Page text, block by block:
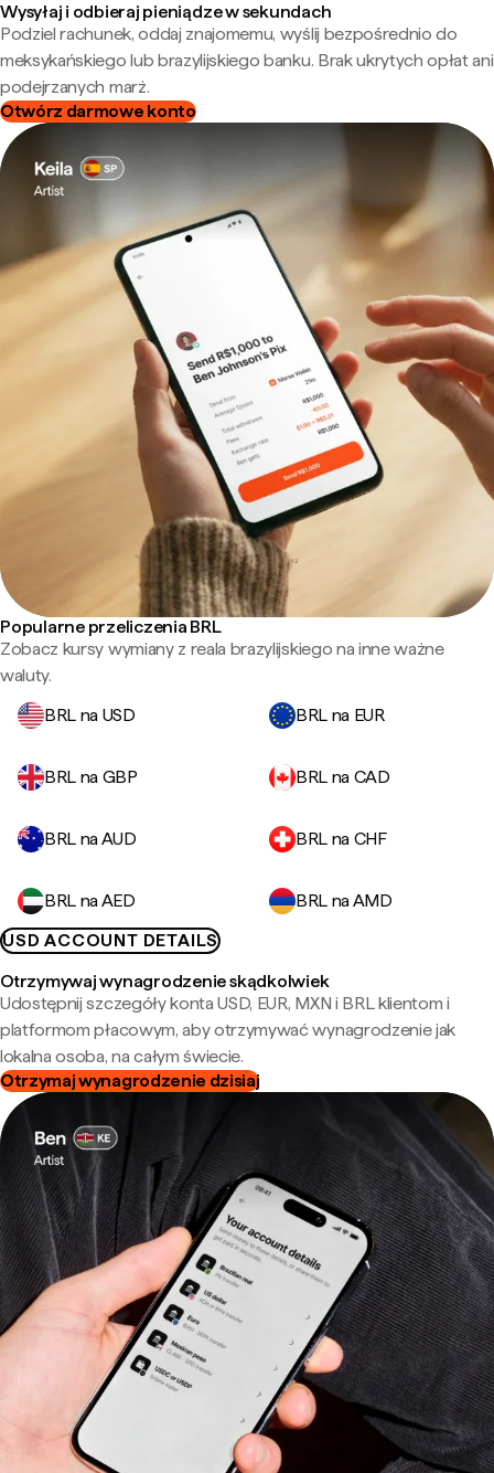
Wysyłaj i odbieraj pieniądze w sekundach
Podziel rachunek, oddaj znajomemu, wyślij bezpośrednio do
meksykańskiego lub brazylijskiego banku. Brak ukrytych opłat ani
podejrzanych marż.
Otwórz darmowe konto
Popularne przeliczenia BRL
Zobacz kursy wymiany z reala brazylijskiego na inne ważne
waluty.
BRL na USD
BRL na EUR
BRL na GBP BRL na CAD
BRL na AUD BRL na CHF
BRL na AED
BRL na AMD
USD ACCOUNT DETAILS
Otrzymywaj wynagrodzenie skądkolwiek
Udostępnij szczegóły konta USD, EUR, MXN i BRL klientom i
platformom płacowym, aby otrzymywać wynagrodzenie jak
lokalna osoba, na całym świecie.
Otrzymaj wynagrodzenie dzisiaj